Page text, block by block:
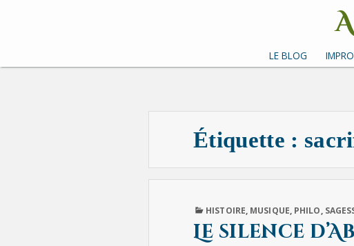
Un
LE BLOG
Étiquette :
PUBLISHED
HISTOIRE, MUSIQUE, PHILO,
Le silence